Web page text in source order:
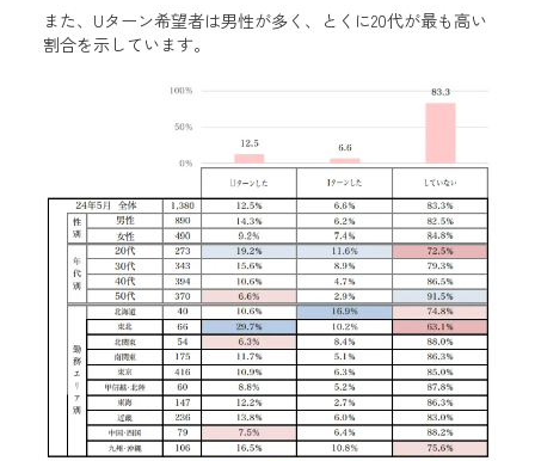
また、Uターン希望者は男性が多く、とくに20代が最も高い
割合を示しています。